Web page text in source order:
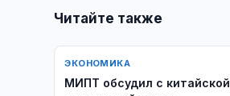
Читайте также
ЭКОНОМИКА
МИПТ обсудил с китайской